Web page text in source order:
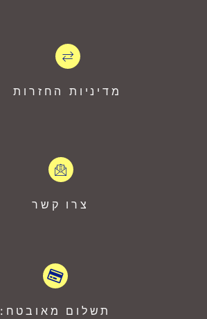
מדיניות החזרות
צרו קשר
תשלום מאובטח: